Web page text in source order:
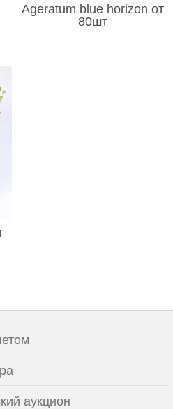
Ageratum blue horizon от
80шт
аукцион